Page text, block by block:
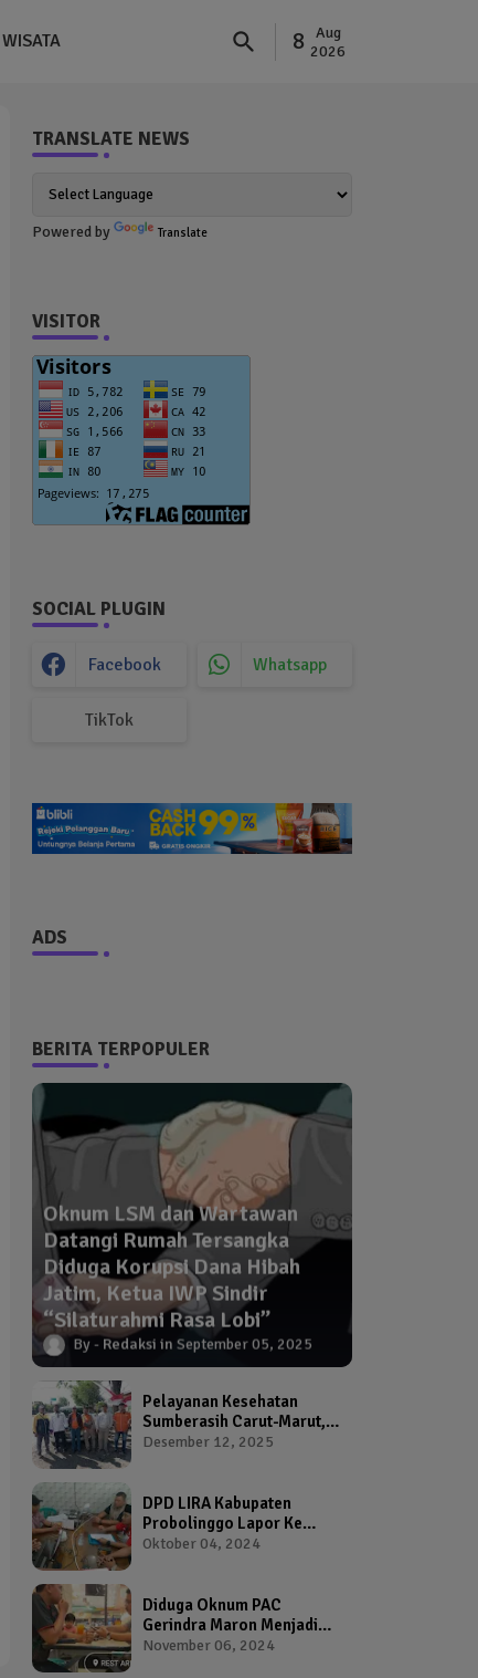
WISATA 8
Aug
2026
TRANSLATE NEWS
Powered by Translate
VISITOR
SOCIAL PLUGIN
Facebook Whatsapp
TikTok
ADS
BERITA TERPOPULER
Oknum LSM dan Wartawan
Datangi Rumah Tersangka
Diduga Korupsi Dana Hibah
Jatim, Ketua IWP Sindir
“Silaturahmi Rasa Lobi”
Redaksi September 05, 2025
Pelayanan Kesehatan
Sumberasih Carut-Marut,
Kepala Puskesmas dan
Desember 12, 2025
DPD LIRA Kabupaten
Probolinggo Lapor Ke
Bawaslu Terkait Dugaan
Bupati Probolinggo
Oktober 04, 2024
Diduga Oknum PAC
Gerindra Maron Menjadi
Broker Proposal Dana
November 06, 2024